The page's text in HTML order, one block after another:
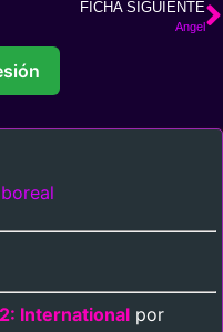
FICHA SIGUIENTE
Angel
International por